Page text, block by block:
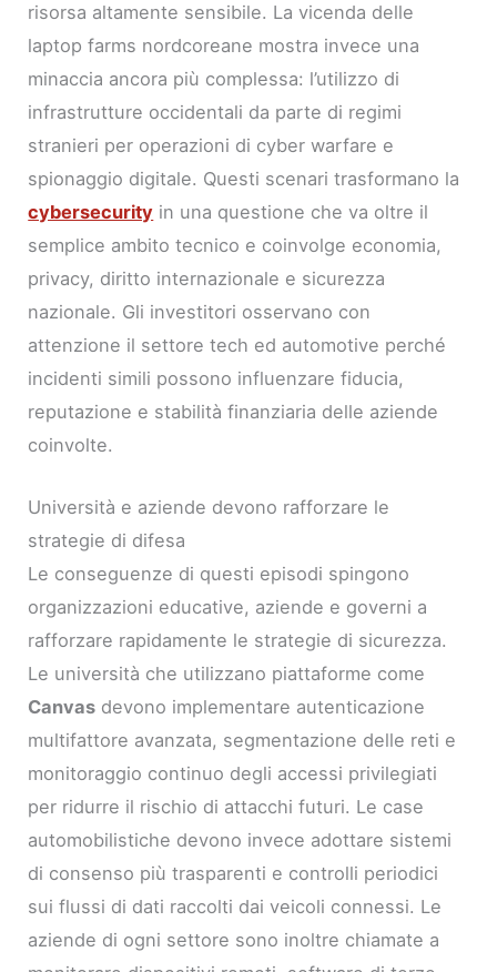
risorsa altamente sensibile. La vicenda delle
laptop farms nordcoreane mostra invece una
minaccia ancora più complessa: l’utilizzo di
infrastrutture occidentali da parte di regimi
stranieri per operazioni di cyber warfare e
spionaggio digitale. Questi scenari trasformano la
cybersecurity in una questione che va oltre il
semplice ambito tecnico e coinvolge economia,
privacy, diritto internazionale e sicurezza
nazionale. Gli investitori osservano con
attenzione il settore tech ed automotive perché
incidenti simili possono influenzare fiducia,
reputazione e stabilità finanziaria delle aziende
coinvolte.
Università e aziende devono rafforzare le
strategie di difesa
Le conseguenze di questi episodi spingono
organizzazioni educative, aziende e governi a
rafforzare rapidamente le strategie di sicurezza.
Le università che utilizzano piattaforme come
Canvas devono implementare autenticazione
multifattore avanzata, segmentazione delle reti e
monitoraggio continuo degli accessi privilegiati
per ridurre il rischio di attacchi futuri. Le case
automobilistiche devono invece adottare sistemi
di consenso più trasparenti e controlli periodici
sui flussi di dati raccolti dai veicoli connessi. Le
aziende di ogni settore sono inoltre chiamate a